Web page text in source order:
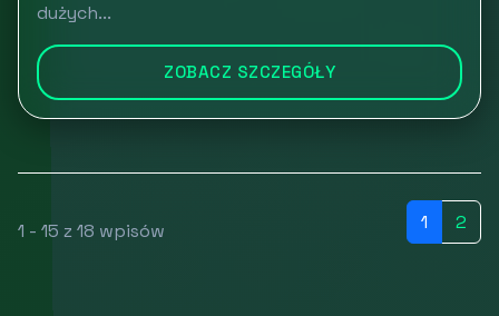
dużych...
ZOBACZ SZCZEGÓŁY
1 - 15 z 18 wpisów 1 2